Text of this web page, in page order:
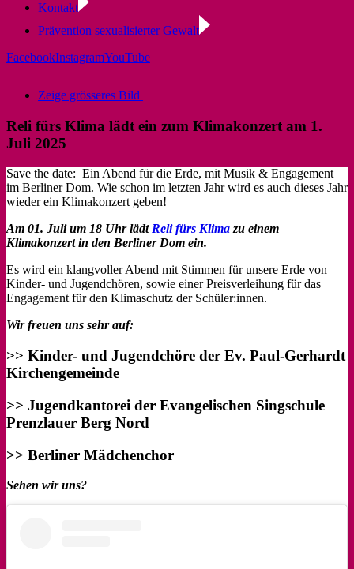
Kontakt
Prävention sexualisierter Gewalt
FacebookInstagramYouTube
Zeige grösseres Bild
Reli fürs Klima lädt ein zum Klimakonzert am 1.
Juli 2025
Save the date: Ein Abend für die Erde, mit Musik & Engagement
im Berliner Dom. Wie schon im letzten Jahr wird es auch dieses Jahr
wieder ein Klimakonzert geben!
Am 01. Juli um 18 Uhr lädtReli fürs Klimazu einem
Klimakonzert in den Berliner Dom ein.
Es wird ein klangvoller Abend mit Stimmen für unsere Erde von
Kinder- und Jugendchören, sowie einer Preisverleihung für das
Engagement für den Klimaschutz der Schüler:innen.
Wir freuen uns sehr auf:
>> Kinder- und Jugendchöre der Ev. Paul-Gerhardt
Kirchengemeinde
>> Jugendkantorei der Evangelischen Singschule
Prenzlauer Berg Nord
>> Berliner Mädchenchor
Sehen wir uns?